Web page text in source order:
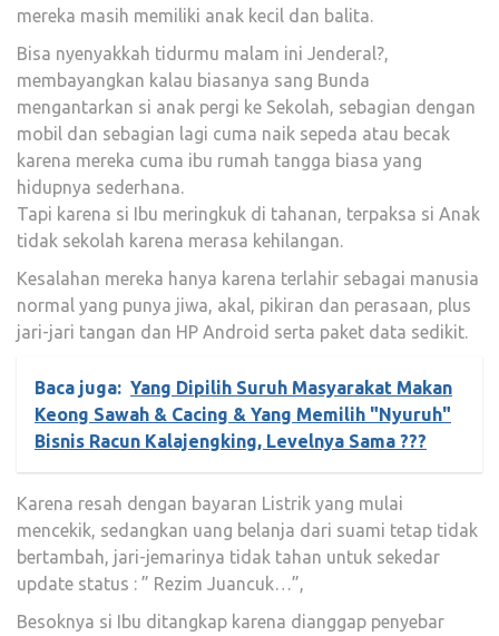
mereka masih memiliki anak kecil dan balita.
Bisa nyenyakkah tidurmu malam ini Jenderal?,
membayangkan kalau biasanya sang Bunda
mengantarkan si anak pergi ke Sekolah, sebagian dengan
mobil dan sebagian lagi cuma naik sepeda atau becak
karena mereka cuma ibu rumah tangga biasa yang
hidupnya sederhana.
Tapi karena si Ibu meringkuk di tahanan, terpaksa si Anak
tidak sekolah karena merasa kehilangan.
Kesalahan mereka hanya karena terlahir sebagai manusia
normal yang punya jiwa, akal, pikiran dan perasaan, plus
jari-jari tangan dan HP Android serta paket data sedikit.
Baca juga: Yang Dipilih Suruh Masyarakat Makan
Keong Sawah & Cacing & Yang Memilih "Nyuruh"
Bisnis Racun Kalajengking, Levelnya Sama ???
Karena resah dengan bayaran Listrik yang mulai
mencekik, sedangkan uang belanja dari suami tetap tidak
bertambah, jari-jemarinya tidak tahan untuk sekedar
update status : ” Rezim Juancuk…”,
Besoknya si Ibu ditangkap karena dianggap penyebar